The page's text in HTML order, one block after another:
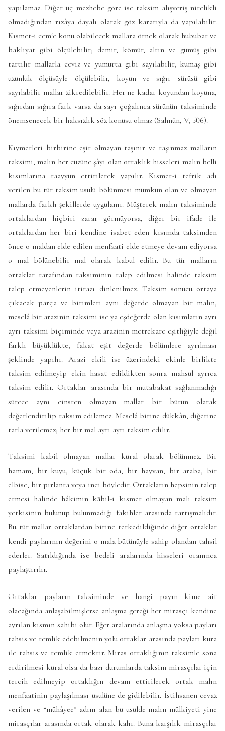
yapılamaz. Diğer üç mezhebe göre ise taksim alışveriş nitelikli
olmadığından rızâya dayalı olarak göz kararıyla da yapılabilir.
Kısmet-i cem‘e konu olabilecek mallara örnek olarak hububat ve
bakliyat gibi ölçülebilir; demir, kömür, altın ve gümüş gibi
tartılır mallarla ceviz ve yumurta gibi sayılabilir, kumaş gibi
uzunluk ölçüsüyle ölçülebilir, koyun ve sığır sürüsü gibi
sayılabilir mallar zikredilebilir. Her ne kadar koyundan koyuna,
sığırdan sığıra fark varsa da sayı çoğalınca sürünün taksiminde
önemsenecek bir haksızlık söz konusu olmaz (Sahnûn, V, 506).
Kıymetleri birbirine eşit olmayan taşınır ve taşınmaz malların
taksimi, malın her cüzüne şâyi olan ortaklık hisseleri malın belli
kısımlarına taayyün ettirilerek yapılır. Kısmet-i tefrik adı
verilen bu tür taksim usulü bölünmesi mümkün olan ve olmayan
mallarda farklı şekillerde uygulanır. Müşterek malın taksiminde
ortaklardan hiçbiri zarar görmüyorsa, diğer bir ifade ile
ortaklardan her biri kendine isabet eden kısımda taksimden
önce o maldan elde edilen menfaati elde etmeye devam ediyorsa
o mal bölünebilir mal olarak kabul edilir. Bu tür malların
ortaklar tarafından taksiminin talep edilmesi halinde taksim
talep etmeyenlerin itirazı dinlenilmez. Taksim sonucu ortaya
çıkacak parça ve birimleri aynı değerde olmayan bir malın,
meselâ bir arazinin taksimi ise ya eşdeğerde olan kısımların ayrı
ayrı taksimi biçiminde veya arazinin metrekare eşitliğiyle değil
farklı büyüklükte, fakat eşit değerde bölümlere ayrılması
şeklinde yapılır. Arazi ekili ise üzerindeki ekinle birlikte
taksim edilmeyip ekin hasat edildikten sonra mahsul ayrıca
taksim edilir. Ortaklar arasında bir mutabakat sağlanmadığı
sürece aynı cinsten olmayan mallar bir bütün olarak
değerlendirilip taksim edilemez. Meselâ birine dükkân, diğerine
tarla verilemez; her bir mal ayrı ayrı taksim edilir.
Taksimi kabil olmayan mallar kural olarak bölünmez. Bir
hamam, bir kuyu, küçük bir oda, bir hayvan, bir araba, bir
elbise, bir pırlanta veya inci böyledir. Ortakların hepsinin talep
etmesi halinde hâkimin kābil-i kısmet olmayan malı taksim
yetkisinin bulunup bulunmadığı fakihler arasında tartışmalıdır.
Bu tür mallar ortaklardan birine terkedildiğinde diğer ortaklar
kendi paylarının değerini o mala bütünüyle sahip olandan tahsil
ederler. Satıldığında ise bedeli aralarında hisseleri oranınca
paylaştırılır.
Ortaklar payların taksiminde ve hangi payın kime ait
olacağında anlaşabilmişlerse anlaşma gereği her mirasçı kendine
ayrılan kısmın sahibi olur. Eğer aralarında anlaşma yoksa payları
tahsis ve temlik edebilmenin yolu ortaklar arasında payları kura
ile tahsis ve temlik etmektir. Miras ortaklığının taksimle sona
erdirilmesi kural olsa da bazı durumlarda taksim mirasçılar için
tercih edilmeyip ortaklığın devam ettirilerek ortak malın
menfaatinin paylaşılması usulüne de gidilebilir. İstihsanen cevaz
verilen ve “mühâyee” adını alan bu usulde malın mülkiyeti yine
mirasçılar arasında ortak olarak kalır. Buna karşılık mirasçılar